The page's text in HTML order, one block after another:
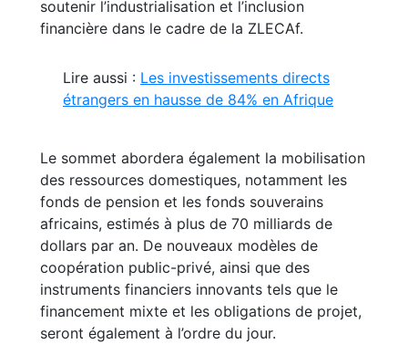
soutenir l’industrialisation et l’inclusion
financière dans le cadre de la ZLECAf.
Lire aussi : Les investissements directs
étrangers en hausse de 84% en Afrique
Le sommet abordera également la mobilisation
des ressources domestiques, notamment les
fonds de pension et les fonds souverains
africains, estimés à plus de 70 milliards de
dollars par an. De nouveaux modèles de
coopération public-privé, ainsi que des
instruments financiers innovants tels que le
financement mixte et les obligations de projet,
seront également à l’ordre du jour.